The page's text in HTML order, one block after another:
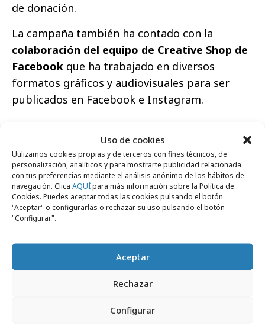
Uso de cookies
Utilizamos cookies propias y de terceros con fines técnicos, de
personalización, analíticos y para mostrarte publicidad relacionada
con tus preferencias mediante el análisis anónimo de los hábitos de
navegación. Clica AQUÍpara más información sobre la Política de
Cookies. Puedes aceptar todas las cookies pulsando el botón
"Aceptar" o configurarlas o rechazar su uso pulsando el botón
"Configurar".
Aceptar
Rechazar
Configurar
de donación.
La campaña también ha contado con la
colaboración del equipo de Creative Shop de
Facebook que ha trabajado en diversos
formatos gráficos y audiovisuales para ser
publicados en Facebook e Instagram.
Haz clic para aceptar cookies de marketing